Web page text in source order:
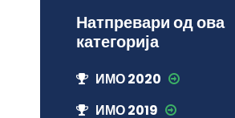
Натпревари од ова
категорија
ИМО 2020
ИМО 2019